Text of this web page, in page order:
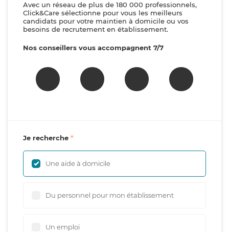
Avec un réseau de plus de 180 000 professionnels,
Click&Care sélectionne pour vous les meilleurs
candidats pour votre maintien à domicile ou vos
besoins de recrutement en établissement.
Nos conseillers vous accompagnent 7/7
Je recherche
Une aide à domicile
Du personnel pour mon établissement
Un emploi